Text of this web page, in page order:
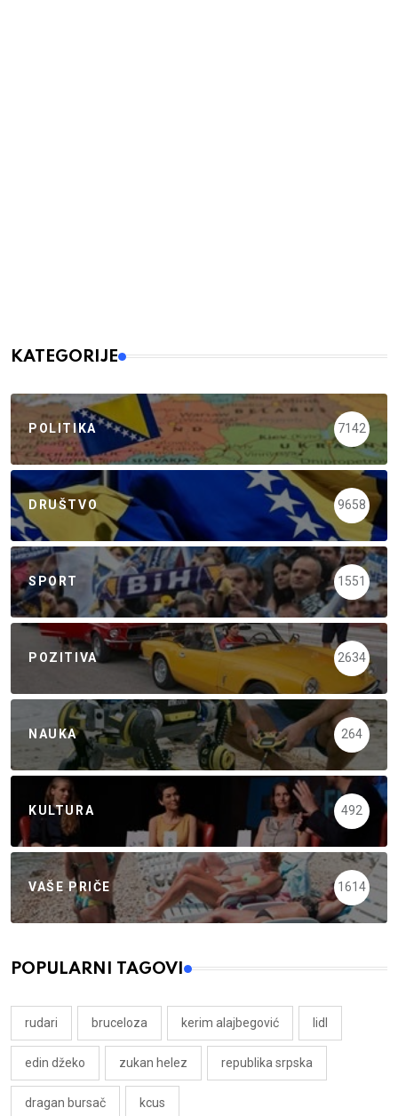
KATEGORIJE
POLITIKA 7142
DRUŠTVO 9658
SPORT 1551
POZITIVA 2634
NAUKA 264
KULTURA 492
VAŠE PRIČE 1614
POPULARNI TAGOVI
rudari bruceloza kerim alajbegović lidl
edin džeko zukan helez republika srpska
dragan bursač kcus